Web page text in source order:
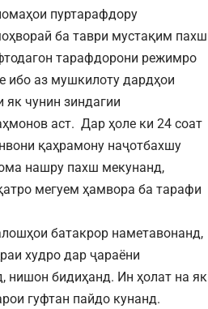
пуртарафдору
ба таври мустақим пахш
тарафдорони режимро
ибо аз мушкилоту дардҳои
чунин зиндагии
аст. Дар ҳоле ки 24 соат
қаҳрамону наҷотбахшу
нашру пахш мекунанд,
мегуем ҳамвора ба тарафи
батакрор наметавонанд,
худро дар ҷараёни
нишон бидиҳанд. Ин ҳолат на як
гуфтан пайдо кунанд.